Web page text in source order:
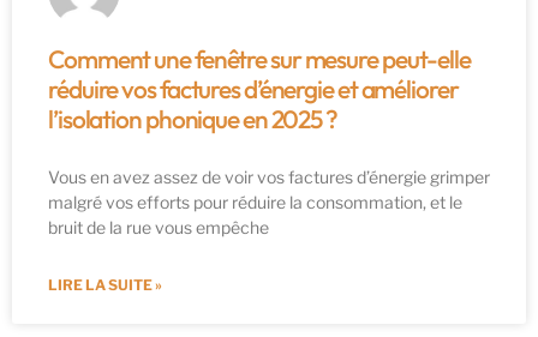
Comment une fenêtre sur mesure peut-elle
réduire vos factures d’énergie et améliorer
l’isolation phonique en 2025 ?
Vous en avez assez de voir vos factures d’énergie grimper
malgré vos efforts pour réduire la consommation, et le
bruit de la rue vous empêche
LIRE LA SUITE »